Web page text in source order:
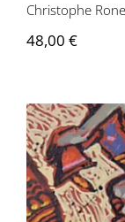
Christophe
48,00 €